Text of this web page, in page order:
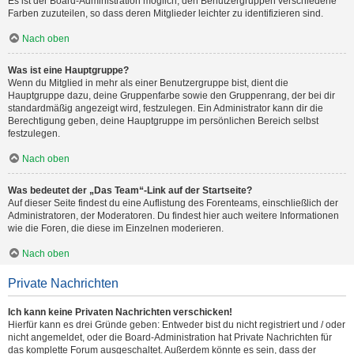
Farben zuzuteilen, so dass deren Mitglieder leichter zu identifizieren sind.
Nach oben
Was ist eine Hauptgruppe?
Wenn du Mitglied in mehr als einer Benutzergruppe bist, dient die
Hauptgruppe dazu, deine Gruppenfarbe sowie den Gruppenrang, der bei dir
standardmäßig angezeigt wird, festzulegen. Ein Administrator kann dir die
Berechtigung geben, deine Hauptgruppe im persönlichen Bereich selbst
festzulegen.
Nach oben
Was bedeutet der „Das Team“-Link auf der Startseite?
Auf dieser Seite findest du eine Auflistung des Forenteams, einschließlich der
Administratoren, der Moderatoren. Du findest hier auch weitere Informationen
wie die Foren, die diese im Einzelnen moderieren.
Nach oben
Private Nachrichten
Ich kann keine Privaten Nachrichten verschicken!
Hierfür kann es drei Gründe geben: Entweder bist du nicht registriert und / oder
nicht angemeldet, oder die Board-Administration hat Private Nachrichten für
das komplette Forum ausgeschaltet. Außerdem könnte es sein, dass der